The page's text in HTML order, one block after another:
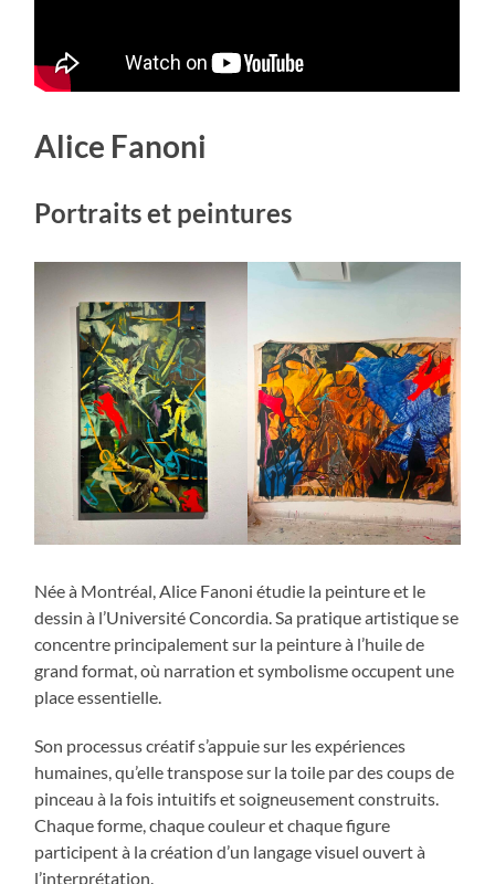
Alice Fanoni
Portraits et peintures
Née à Montréal, Alice Fanoni étudie la peinture et le
dessin à l’Université Concordia. Sa pratique artistique se
concentre principalement sur la peinture à l’huile de
grand format, où narration et symbolisme occupent une
place essentielle.
Son processus créatif s’appuie sur les expériences
humaines, qu’elle transpose sur la toile par des coups de
pinceau à la fois intuitifs et soigneusement construits.
Chaque forme, chaque couleur et chaque figure
participent à la création d’un langage visuel ouvert à
l’interprétation.